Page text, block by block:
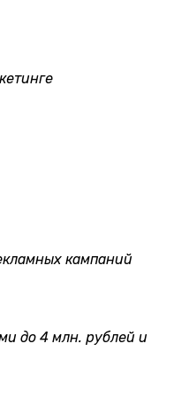
кампаний
до 4 млн. рублей и